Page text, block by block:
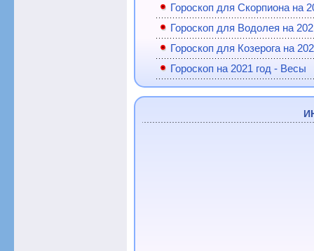
Гороскоп для Скорпиона на
Гороскоп для Водолея на
Гороскоп для Козерога на
Гороскоп на 2021 год - Весы